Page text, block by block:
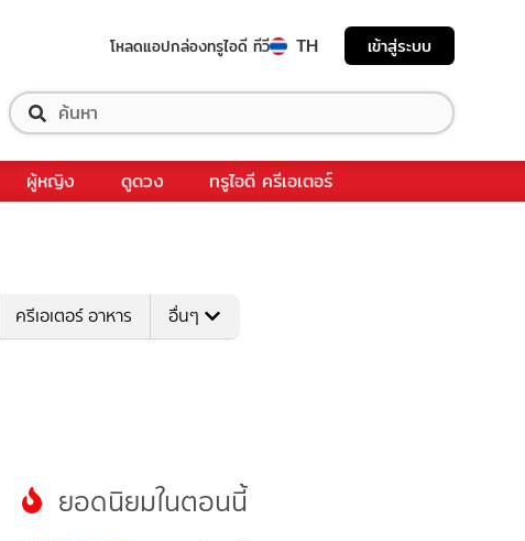
โหลดแอปกล่องทรูไอดี ทีวี TH เข้าสู่ระบบ
ผู้หญิง ดูดวง ทรูไอดี ครีเอเตอร์
ครีเอเตอร์ อาหาร อื่นๆ
ยอดนิยมในตอนนี้